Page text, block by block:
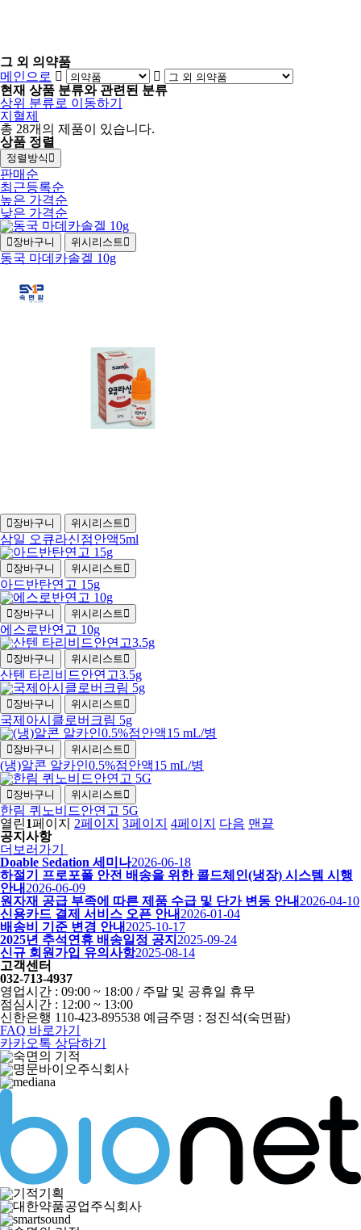
그 외 의약품
메인으로
현재 상품 분류와 관련된 분류
상위 분류로 이동하기
지혈제
총 28개의 제품이 있습니다.
상품 정렬
정렬방식
판매순
최근등록순
높은 가격순
낮은 가격순
장바구니 위시리스트
동국 마데카솔겔 10g
장바구니 위시리스트
삼일 오큐라신점안액5ml
장바구니 위시리스트
아드반탄연고 15g
장바구니 위시리스트
에스로반연고 10g
장바구니 위시리스트
산텐 타리비드안연고3.5g
장바구니 위시리스트
국제아시클로버크림 5g
장바구니 위시리스트
(냉)알콘 알카인0.5%점안액15 mL/병
장바구니 위시리스트
한림 퀴노비드안연고 5G
열린1페이지 2페이지 3페이지 4페이지 다음 맨끝
공지사항
더보러가기
Doable Sedation 세미나2026-06-18
하절기 프로포폴 안전 배송을 위한 콜드체인(냉장) 시스템 시행
안내 2026-06-09
원자재 공급 부족에 따른 제품 수급 및 단가 변동 안내 2026-04-10
신용카드 결제 서비스 오픈 안내 2026-01-04
배송비 기준 변경 안내 2025-10-17
2025년 추석연휴 배송일정 공지 2025-09-24
신규 회원가입 유의사항2025-08-14
고객센터
032-713-4937
영업시간 : 09:00 ~ 18:00 / 주말 및 공휴일 휴무
점심시간 : 12:00 ~ 13:00
신한은행 110-423-895538 예금주명 : 정진석(숙면팜)
FAQ 바로가기
카카오톡 상담하기